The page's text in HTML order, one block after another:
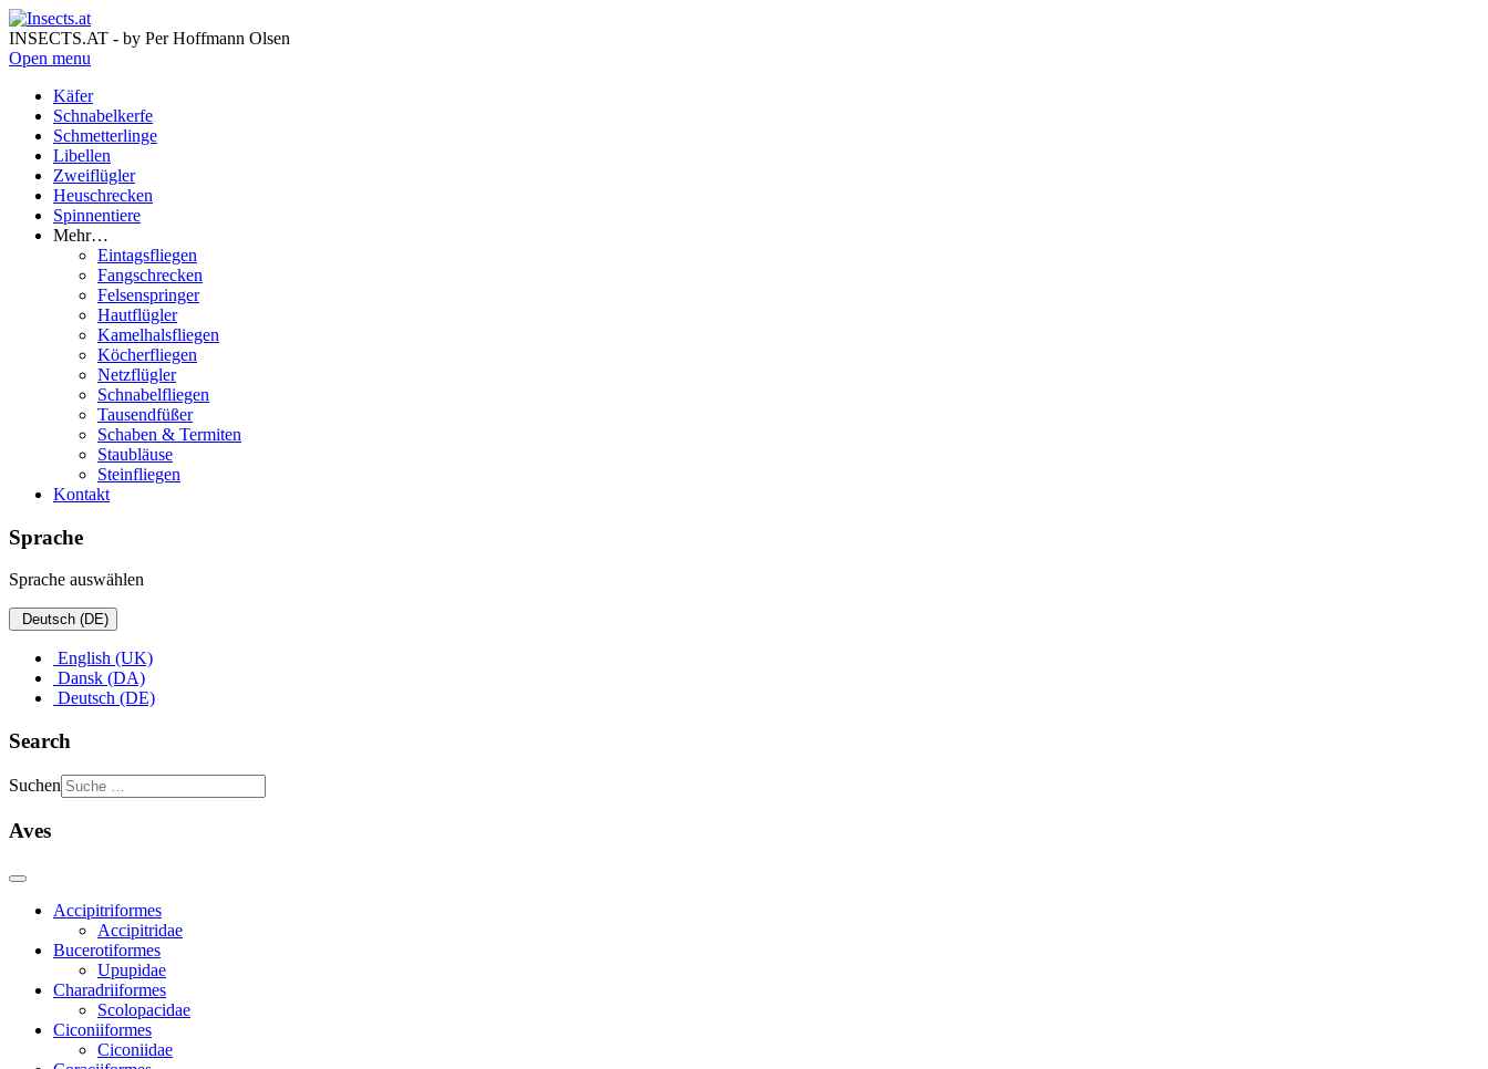
INSECTS.AT - by Per Hoffmann Olsen
Open menu
Käfer
Schnabelkerfe
Schmetterlinge
Libellen
Zweiflügler
Heuschrecken
Spinnentiere
Mehr…
Eintagsfliegen
Fangschrecken
Felsenspringer
Hautflügler
Kamelhalsfliegen
Köcherfliegen
Netzflügler
Schnabelfliegen
Tausendfüßer
Schaben & Termiten
Staubläuse
Steinfliegen
Kontakt
Sprache
Sprache auswählen
Deutsch (DE)
English (UK)
Dansk (DA)
Deutsch (DE)
Search
Suchen
Aves
Accipitriformes
Accipitridae
Bucerotiformes
Upupidae
Charadriiformes
Scolopacidae
Ciconiiformes
Ciconiidae